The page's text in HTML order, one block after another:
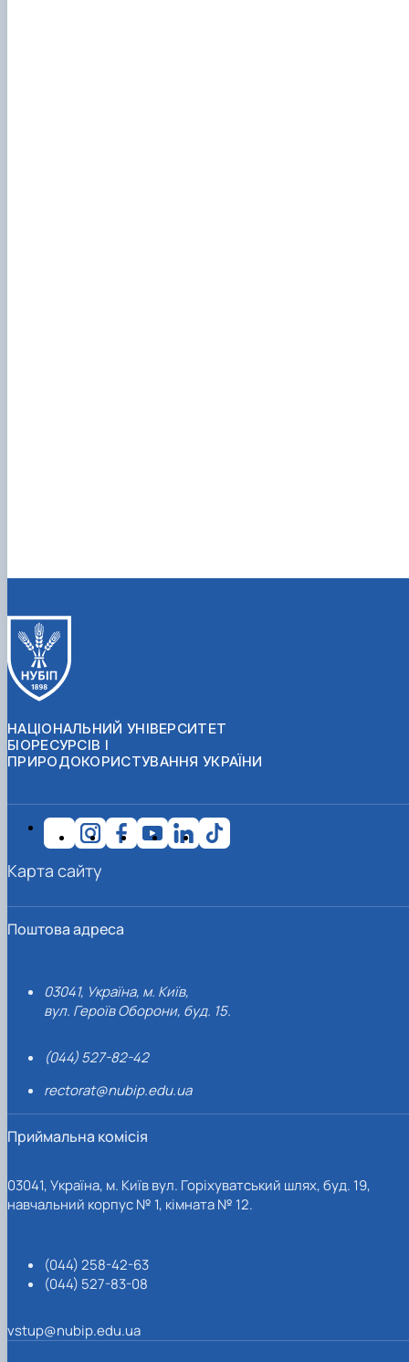
НАЦІОНАЛЬНИЙ УНІВЕРСИТЕТ
БІОРЕСУРСІВ І
ПРИРОДОКОРИСТУВАННЯ УКРАЇНИ
Поштова адреса
03041, Україна, м. Київ,
вул. Героїв Оборони, буд. 15.
(044) 527-82-42
rectorat@nubip.edu.ua
Приймальна комісія
03041, Україна, м. Київ вул. Горіхуватський шлях, буд. 19,
навчальний корпус № 1, кімната № 12.
(044) 258-42-63
(044) 527-83-08
vstup@nubip.edu.ua
Карта сайту